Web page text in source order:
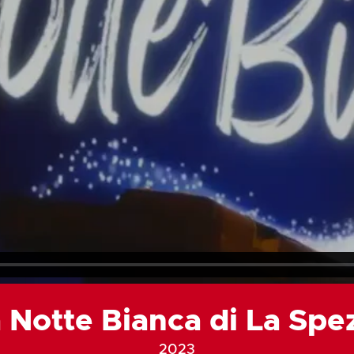
Notte Bianca di La
2023